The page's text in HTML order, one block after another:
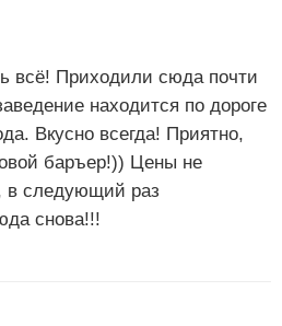
всё! Приходили сюда почти
находится по дороге
Вкусно всегда! Приятно,
баръер!)) Цены не
в следующий раз
снова!!!